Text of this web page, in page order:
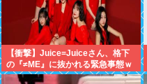
【衝撃】Juice=Juiceさん、格下
の『≠ME』に抜かれる緊急事態ｗ
ｗｗｗｗｗｗｗｗｗｗｗ